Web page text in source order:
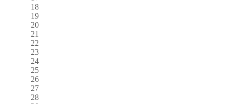
18
19
20
21
22
23
24
25
26
27
28